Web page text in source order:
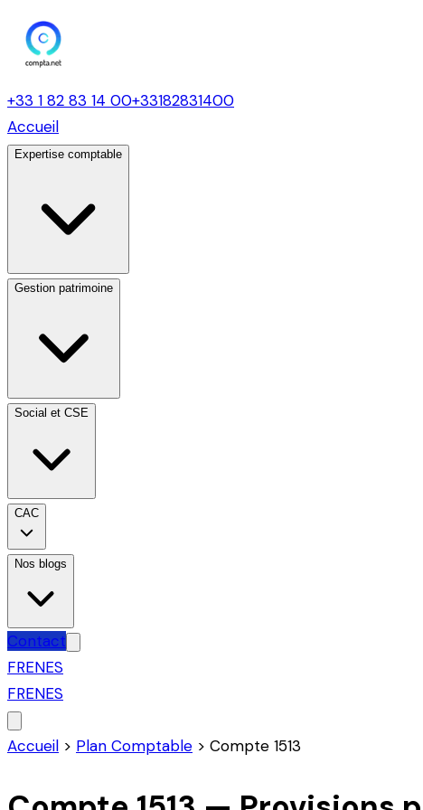
+33 1 82 83 14 00+33182831400
Accueil
Expertise comptable
Gestion patrimoine
Social et CSE
CAC
Nos blogs
Contact
FRENES
FRENES
Accueil > Plan Comptable > Compte 1513